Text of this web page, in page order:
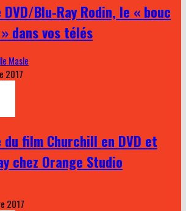
Blu-Ray Rodin, le « bouc
dans vos télés
Masle
2017
film Churchill en DVD et
chez Orange Studio
2017